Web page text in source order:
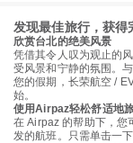
发现最佳旅行，获得
欣赏台北的绝美风景
凭借其令人叹为观止的
受风景和宁静的氛围。
您的假期，长荣航空 /
始。
使用Airpaz轻松舒适地
在 Airpaz 的帮助下，您
发的航班。只需单击一